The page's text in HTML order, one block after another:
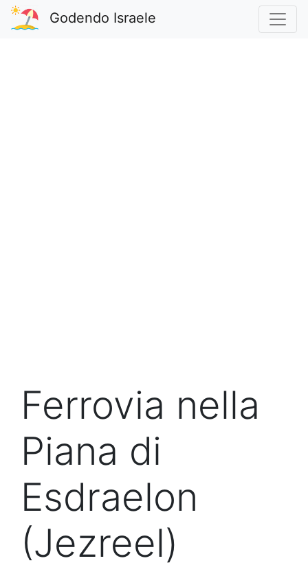
Godendo Israele
Ferrovia nella
Piana di
Esdraelon
(Jezreel)